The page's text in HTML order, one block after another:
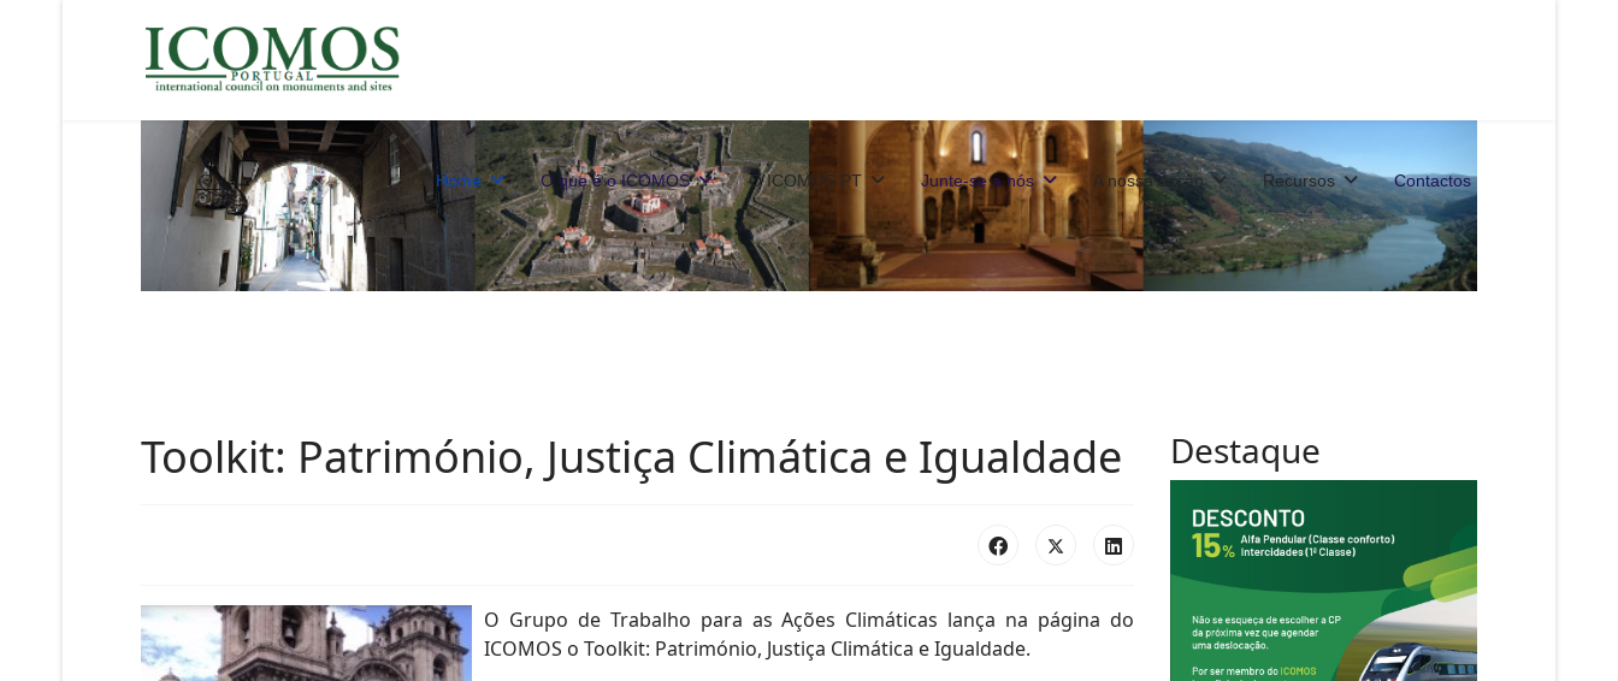
Home O que é o ICOMOS O ICOMOS PT Junte-se a nós A nossa acção Recursos Contactos
Toolkit: Património, Justiça Climática e Igualdade
O Grupo de Trabalho para as Ações Climáticas lança na página do
ICOMOS o Toolkit: Património, Justiça Climática e Igualdade.
Destaque